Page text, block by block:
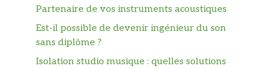
Partenaire de vos instruments acoustiques
Est-il possible de devenir ingénieur du son
sans diplôme ?
Isolation studio musique : quelles solutions